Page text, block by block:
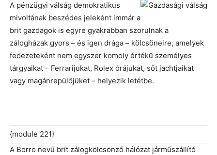
A pénzügyi válság demokratikus
mivoltának beszédes jeleként immár a
brit gazdagok is egyre gyakrabban szorulnak a
zálogházak gyors – és igen drága – kölcsöneire, amelyek
fedezeteként nem egyszer komoly értékű személyes
tárgyaikat – Ferrarijukat, Rolex órájukat, sőt jachtjaikat
vagy magánrepülőjüket – helyezik letétbe.
{module 221}
A Borro nevű brit zálogkölcsönző hálózat járműszállító